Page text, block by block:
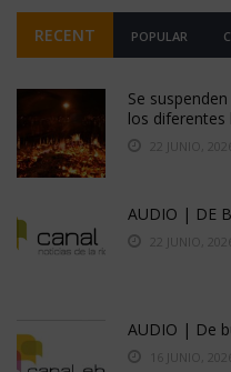
RECENT POPULAR
Se
los
22 JUNIO, 2026
AUDIO | DE
22 JUNIO, 2026
AUDIO | De
16 JUNIO, 2026